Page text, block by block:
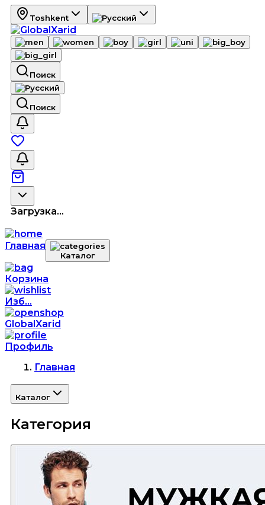
Toshkent
Поиск
Поиск
Загрузка...
Главная
Каталог
Корзина
Изб...
GlobalXarid
Профиль
Главная
Каталог
Категория